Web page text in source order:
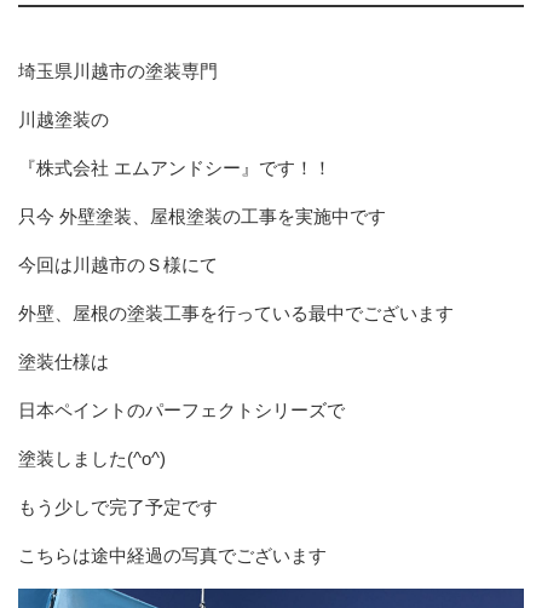
埼玉県川越市の塗装専門
川越塗装の
『株式会社 エムアンドシー』です！！
只今 外壁塗装、屋根塗装の工事を実施中です
今回は川越市のＳ様にて
外壁、屋根の塗装工事を行っている最中でございます
塗装仕様は
日本ペイントのパーフェクトシリーズで
塗装しました(^o^)
もう少しで完了予定です
こちらは途中経過の写真でございます